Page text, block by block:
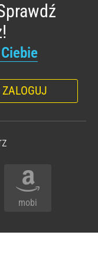
ZALOGUJ
mobi